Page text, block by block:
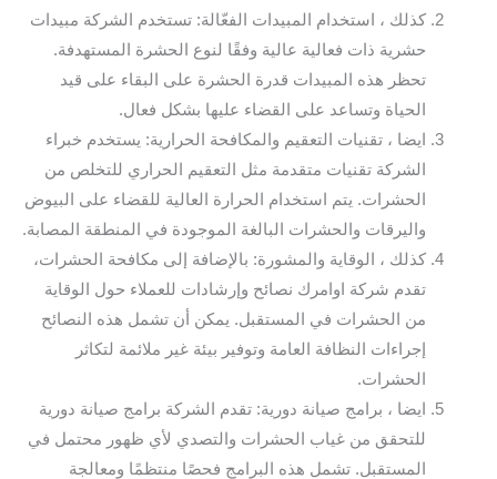
كذلك ، استخدام المبيدات الفعّالة: تستخدم الشركة مبيدات
حشرية ذات فعالية عالية وفقًا لنوع الحشرة المستهدفة.
تحظر هذه المبيدات قدرة الحشرة على البقاء على قيد
الحياة وتساعد على القضاء عليها بشكل فعال.
ايضا ، تقنيات التعقيم والمكافحة الحرارية: يستخدم خبراء
الشركة تقنيات متقدمة مثل التعقيم الحراري للتخلص من
الحشرات. يتم استخدام الحرارة العالية للقضاء على البيوض
واليرقات والحشرات البالغة الموجودة في المنطقة المصابة.
كذلك ، الوقاية والمشورة: بالإضافة إلى مكافحة الحشرات،
تقدم شركة اوامرك نصائح وإرشادات للعملاء حول الوقاية
من الحشرات في المستقبل. يمكن أن تشمل هذه النصائح
إجراءات النظافة العامة وتوفير بيئة غير ملائمة لتكاثر
الحشرات.
ايضا ، برامج صيانة دورية: تقدم الشركة برامج صيانة دورية
للتحقق من غياب الحشرات والتصدي لأي ظهور محتمل في
المستقبل. تشمل هذه البرامج فحصًا منتظمًا ومعالجة